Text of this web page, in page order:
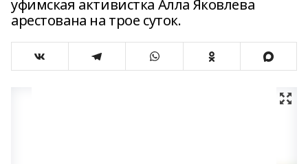
уфимская активистка Алла Яковлева
арестована на трое суток.